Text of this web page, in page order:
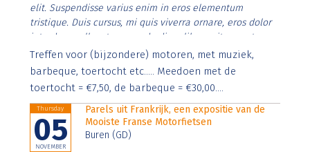
elit. Suspendisse varius enim in eros elementum
tristique. Duis cursus, mi quis viverra ornare, eros dolor
interdum nulla, ut commodo diam libero vitae erat.
Aenean faucibus nibh et justo cursus id rutrum lorem
imperdiet. Nunc ut sem vitae risus tristique posuere.
Treffen voor (bijzondere) motoren, met muziek,
barbeque, toertocht etc..... Meedoen met de
toertocht = €7,50, de barbeque = €30,00....
Thursday
05
NOVEMBER
Parels uit Frankrijk, een expositie van de
Mooiste Franse Motorfietsen
Buren (GD)